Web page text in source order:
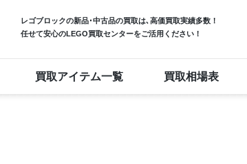
レゴブロックの新品･中古品の買取は､高価買取実績多数！
任せて安心のLEGO買取センターをご活用ください！
買取アイテム一覧 買取相場表